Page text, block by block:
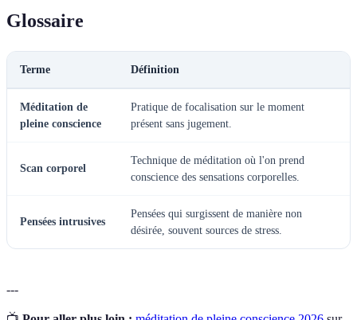
Glossaire
Terme Définition
Méditation de
pleine conscience
Pratique de focalisation sur le moment
présent sans jugement.
Scan corporel
Technique de méditation où l'on prend
conscience des sensations corporelles.
Pensées intrusives
Pensées qui surgissent de manière non
désirée, souvent sources de stress.
---